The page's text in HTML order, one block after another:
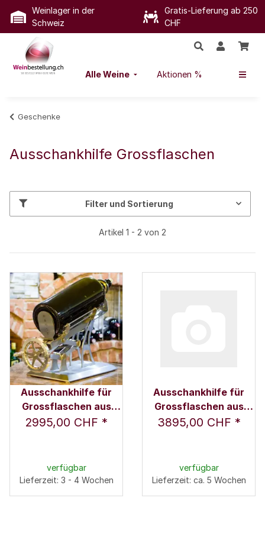
Weinlager in der
Schweiz
Gratis-Lieferung ab 250
CHF
Alle Weine Aktionen %
Geschenke
Ausschankhilfe Grossflaschen
Filter und Sortierung
Artikel 1 - 2 von 2
Ausschankhilfe für
Grossflaschen aus
gebürstetem Edelstahl
2995,00 CHF *
verfügbar
Lieferzeit: 3 - 4 Wochen
Ausschankhilfe für
Grossflaschen aus
poliertem Edelstahl
3895,00 CHF *
verfügbar
Lieferzeit: ca. 5 Wochen